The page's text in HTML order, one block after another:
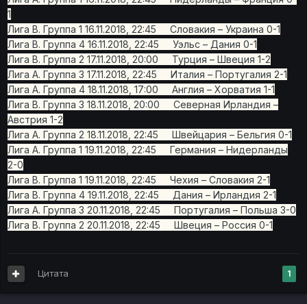
1
Лига B. Группа 1 16.11.2018, 22:45 Словакия – Украина 0-1
Лига B. Группа 4 16.11.2018, 22:45 Уэльс – Дания 0-1
Лига B. Группа 2 17.11.2018, 20:00 Турция – Швеция 1-2
Лига A. Группа 3 17.11.2018, 22:45 Италия – Португалия 2-1
Лига A. Группа 4 18.11.2018, 17:00 Англия – Хорватия 1-1
Лига B. Группа 3 18.11.2018, 20:00 Северная Ирландия –
Австрия 1-2
Лига A. Группа 2 18.11.2018, 22:45 Швейцария – Бельгия 0-1
Лига A. Группа 1 19.11.2018, 22:45 Германия – Нидерланды
2-0
Лига B. Группа 1 19.11.2018, 22:45 Чехия – Словакия 2-1
Лига B. Группа 4 19.11.2018, 22:45 Дания – Ирландия 2-1
Лига A. Группа 3 20.11.2018, 22:45 Португалия – Польша 3-0
Лига B. Группа 2 20.11.2018, 22:45 Швеция – Россия 0-1
1
Цитата